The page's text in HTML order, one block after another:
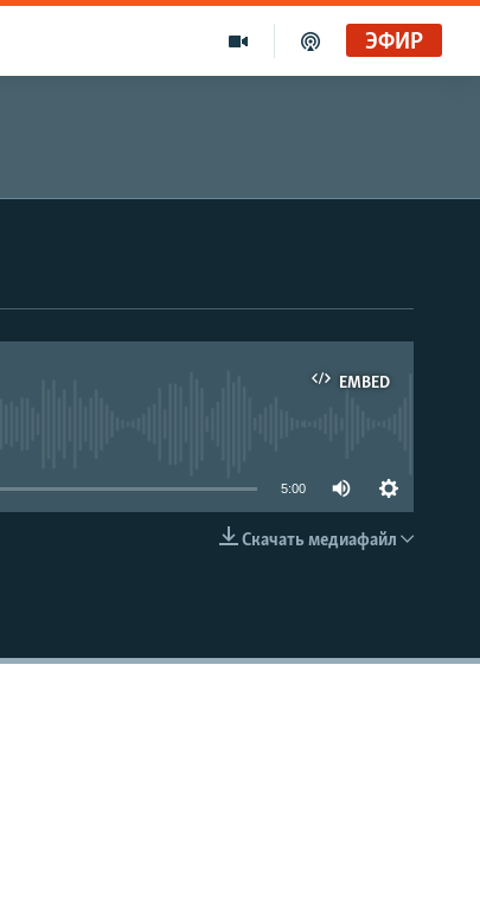
ЭФИР
EMBED
EMBED
5:00
Скачать медиафайл